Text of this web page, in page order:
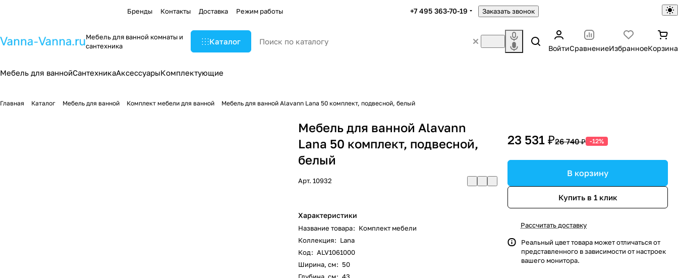
Бренды Контакты Доставка Режим работы +7 495 363-70-19 Заказать звонок
Мебель для ванной комнаты и
сантехника
Каталог
ВойтиСравнениеИзбранноеКорзина
Мебель для ваннойСантехникаАксессуарыКомплектующие
Главная Каталог Мебель для ванной Комплект мебели для ванной Мебель для ванной Alavann Lana 50 комплект, подвесной, белый
Мебель для ванной Alavann
Lana 50 комплект, подвесной,
белый
Арт.10932
Характеристики
Название товара: Комплект мебели
Коллекция: Lana
Код: ALV1061000
Ширина, см: 50
23 531 ₽26 740 ₽ -12%
В корзину
Купить в 1 клик
Рассчитать доставку
Реальный цвет товара может отличаться от
представленного в зависимости от настроек
вашего монитора.